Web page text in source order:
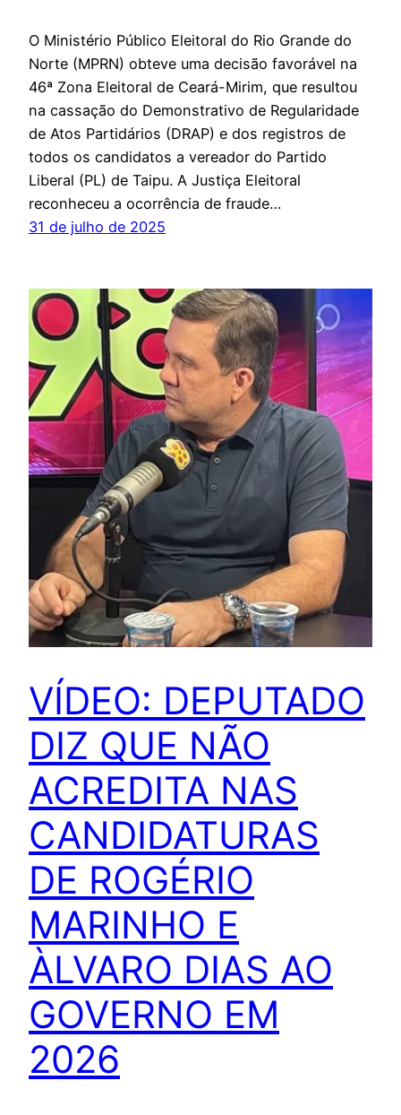
O Ministério Público Eleitoral do Rio Grande do
Norte (MPRN) obteve uma decisão favorável na
46ª Zona Eleitoral de Ceará-Mirim, que resultou
na cassação do Demonstrativo de Regularidade
de Atos Partidários (DRAP) e dos registros de
todos os candidatos a vereador do Partido
Liberal (PL) de Taipu. A Justiça Eleitoral
reconheceu a ocorrência de fraude…
31 de julho de 2025
VÍDEO: DEPUTADO
DIZ QUE NÃO
ACREDITA NAS
CANDIDATURAS
DE ROGÉRIO
MARINHO E
ÀLVARO DIAS AO
GOVERNO EM
2026